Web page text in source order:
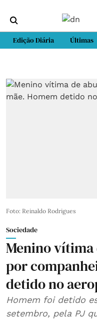
Edição Diária Últimas
Foto: Reinaldo Rodrigues
Sociedade
Menino vítima
por
detido no
Homem foi detido
setembro, pela PJ